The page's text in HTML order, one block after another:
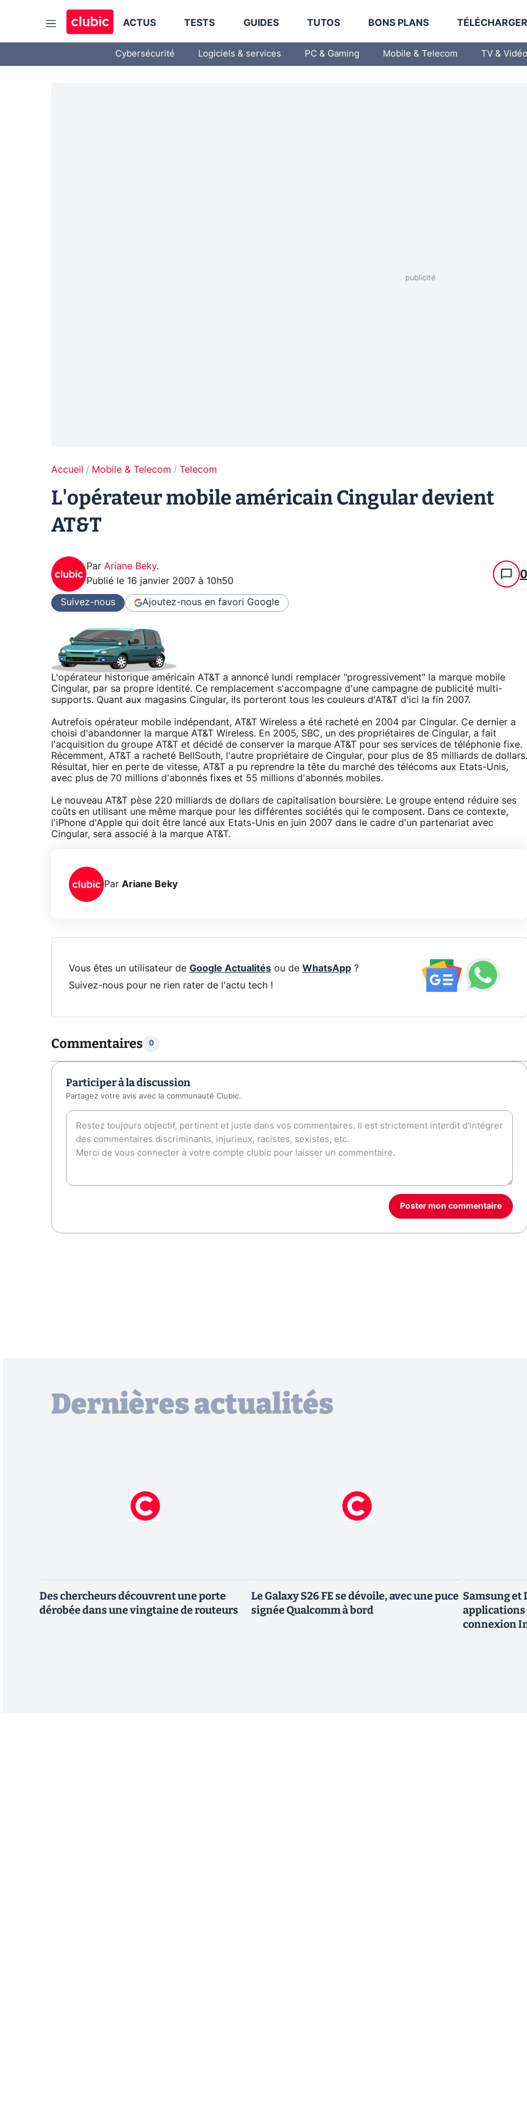
ACTUS TESTS GUIDES TUTOS BONS PLANS
Cybersécurité Logiciels & services PC & Gaming Mobile & Telecom TV & Vidéo
Accueil Mobile & Telecom Telecom
L'opérateur mobile américain Cingular devient
AT&T
Par Ariane Beky.
Publié le 16 janvier 2007 à 10h50 0
Suivez-nous Ajoutez-nous en favori Google
L'opérateur historique américain AT&T a annoncé lundi remplacer "progressivement" la marque mobile
Cingular, par sa propre identité. Ce remplacement s'accompagne d'une campagne de publicité multi-
supports. Quant aux magasins Cingular, ils porteront tous les couleurs d'AT&T d'ici la fin 2007.
Autrefois opérateur mobile indépendant, AT&T Wireless a été racheté en 2004 par Cingular. Ce dernier a
choisi d'abandonner la marque AT&T Wireless. En 2005, SBC, un des propriétaires de Cingular, a fait
l'acquisition du groupe AT&T et décidé de conserver la marque AT&T pour ses services de téléphonie fixe.
Récemment, AT&T a racheté BellSouth, l'autre propriétaire de Cingular, pour plus de 85 milliards de dollars.
Résultat, hier en perte de vitesse, AT&T a pu reprendre la tête du marché des télécoms aux Etats-Unis,
avec plus de 70 millions d'abonnés fixes et 55 millions d'abonnés mobiles.
Le nouveau AT&T pèse 220 milliards de dollars de capitalisation boursière. Le groupe entend réduire ses
coûts en utilisant une même marque pour les différentes sociétés qui le composent. Dans ce contexte,
l'iPhone d'Apple qui doit être lancé aux Etats-Unis en juin 2007 dans le cadre d'un partenariat avec
Cingular, sera associé à la marque AT&T.
Par Ariane Beky
Vous êtes un utilisateur de Google Actualitésou de WhatsApp?
Suivez-nous pour ne rien rater de l'actu tech !
Commentaires 0
Participer à la discussion
Partagez votre avis avec la communauté Clubic.
Poster mon commentaire
Dernières actualités
Des chercheurs découvrent une porte
dérobée dans une vingtaine de routeurs
Le Galaxy S26 FE se dévoile, avec une puce
signée Qualcomm à bord
Samsung et
applications
connexion